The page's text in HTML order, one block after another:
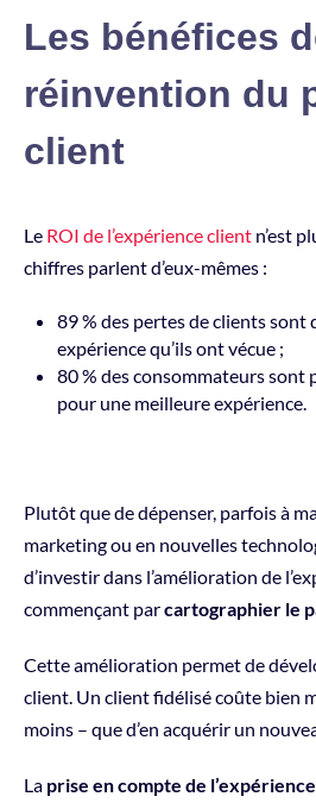
Les bénéfices
réinvention du
client
Le ROI de l’expérience client n’est
chiffres parlent d’eux-mêmes :
89 % des pertes de clients sont
expérience qu’ils ont vécue ;
80 % des consommateurs sont
pour une meilleure expérience.
Plutôt que de dépenser, parfois à
marketing ou en nouvelles
d’investir dans l’amélioration de
commençant parcartographier le
Cette amélioration permet de
client. Un client fidélisé coûte bien
moins – que d’en acquérir un
La prise en compte de